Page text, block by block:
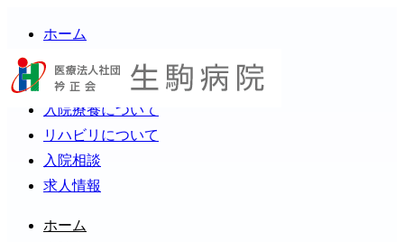
ホーム
病院案内
診療について
入院療養について
リハビリについて
入院相談
求人情報
ホーム